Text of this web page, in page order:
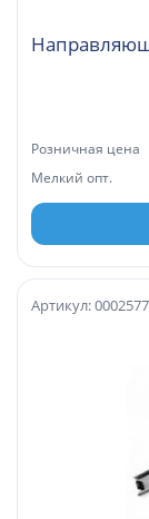
Розничная цена
Мелкий опт.
Артикул: 0002577